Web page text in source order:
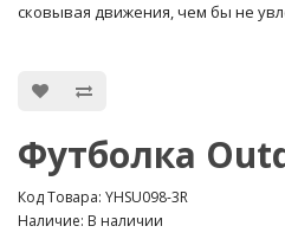
сковывая движения, чем бы не
Футболка
Код Товара: YHSU098-3R
Наличие: В наличии